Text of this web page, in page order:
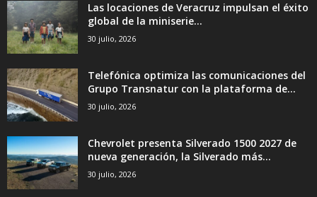
Las locaciones de Veracruz impulsan el éxito
global de la miniserie...
30 julio, 2026
Telefónica optimiza las comunicaciones del
Grupo Transnatur con la plataforma de...
30 julio, 2026
Chevrolet presenta Silverado 1500 2027 de
nueva generación, la Silverado más...
30 julio, 2026